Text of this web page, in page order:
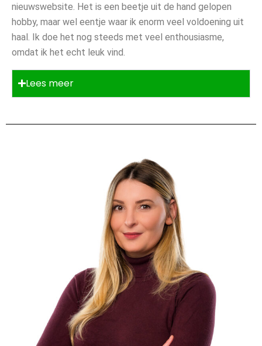
nieuwswebsite. Het is een beetje uit de hand gelopen
hobby, maar wel eentje waar ik enorm veel voldoening uit
haal. Ik doe het nog steeds met veel enthousiasme,
omdat ik het echt leuk vind.
Lees meer